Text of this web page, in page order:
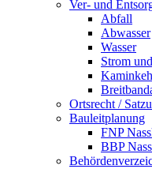
Ver- und
Abfall
Abwasser
Wasser
Strom
Ortsrecht /
Bauleitplanung
FNP
BBP